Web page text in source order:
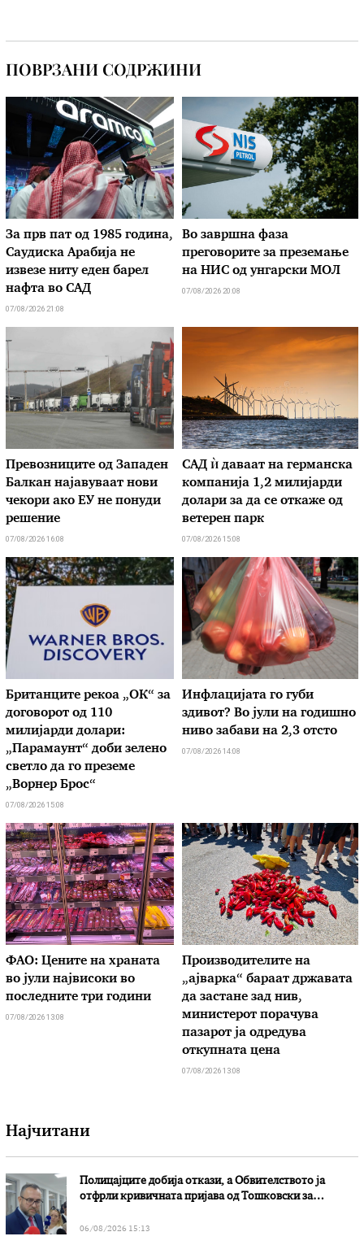
ПОВРЗАНИ СОДРЖИНИ
За прв пат од 1985 година,
Саудиска Арабија не
извезе ниту еден барел
нафта во САД
07/08/2026 21:08
Во завршна фаза
преговорите за преземање
на НИС од унгарски МОЛ
07/08/2026 20:08
Превозниците од Западен
Балкан најавуваат нови
чекори ако ЕУ не понуди
решение
07/08/2026 16:08
САД ѝ даваат на германска
компанија 1,2 милијарди
долари за да се откаже од
ветерен парк
07/08/2026 15:08
Британците рекоа „ОК“ за
договорот од 110
милијарди долари:
„Парамаунт“ доби зелено
светло да го преземе
„Ворнер Брос“
07/08/2026 15:08
Инфлацијата го губи
здивот? Во јули на годишно
ниво забави на 2,3 отсто
07/08/2026 14:08
ФАО: Цените на храната
во јули највисоки во
последните три години
07/08/2026 13:08
Производителите на
„ајварка“ бараат државата
да застане зад нив,
министерот порачува
пазарот ја одредува
откупната цена
07/08/2026 13:08
Најчитани
Полицајците добија откази, а Обвителството ја
отфрли кривичната пријава од Тошковски за
06/08/2026 15:13